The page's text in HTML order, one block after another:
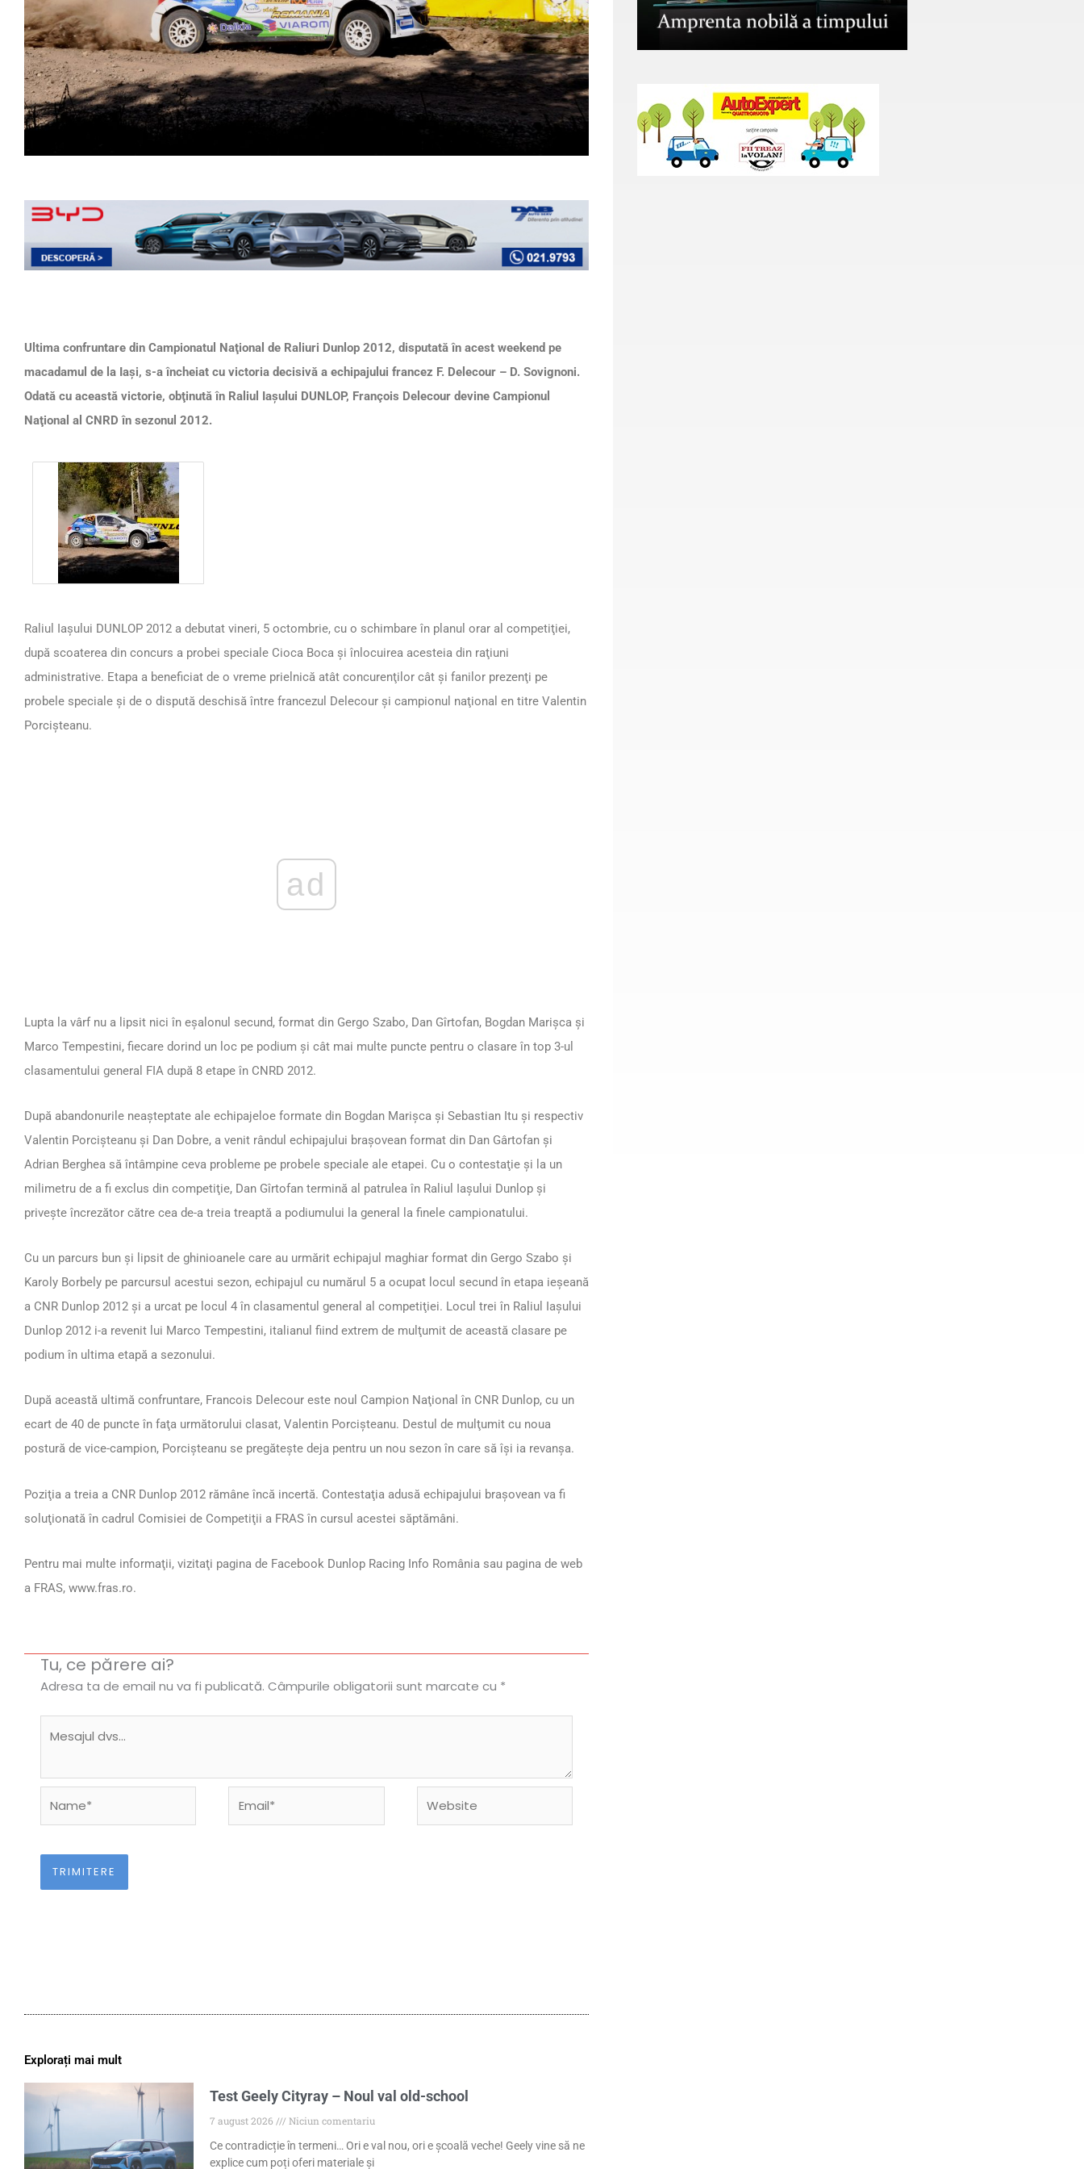
Ultima confruntare din Campionatul Naţional de Raliuri Dunlop 2012, disputată în acest weekend pe
macadamul de la Iaşi, s-a încheiat cu victoria decisivă a echipajului francez F. Delecour – D. Sovignoni.
Odată cu această victorie, obţinută în Raliul Iaşului DUNLOP, François Delecour devine Campionul
Naţional al CNRD în sezonul 2012.
Raliul Iaşului DUNLOP 2012 a debutat vineri, 5 octombrie, cu o schimbare în planul orar al competiţiei,
după scoaterea din concurs a probei speciale Cioca Boca şi înlocuirea acesteia din raţiuni
administrative. Etapa a beneficiat de o vreme prielnică atât concurenţilor cât şi fanilor prezenţi pe
probele speciale şi de o dispută deschisă între francezul Delecour şi campionul naţional en titre Valentin
Porcişteanu.
ad
Lupta la vârf nu a lipsit nici în eşalonul secund, format din Gergo Szabo, Dan Gîrtofan, Bogdan Marişca şi
Marco Tempestini, fiecare dorind un loc pe podium şi cât mai multe puncte pentru o clasare în top 3-ul
clasamentului general FIA după 8 etape în CNRD 2012.
După abandonurile neaşteptate ale echipajeloe formate din Bogdan Marişca şi Sebastian Itu şi respectiv
Valentin Porcişteanu şi Dan Dobre, a venit rândul echipajului braşovean format din Dan Gârtofan şi
Adrian Berghea să întâmpine ceva probleme pe probele speciale ale etapei. Cu o contestaţie şi la un
milimetru de a fi exclus din competiţie, Dan Gîrtofan termină al patrulea în Raliul Iaşului Dunlop şi
priveşte încrezător către cea de-a treia treaptă a podiumului la general la finele campionatului.
Cu un parcurs bun şi lipsit de ghinioanele care au urmărit echipajul maghiar format din Gergo Szabo şi
Karoly Borbely pe parcursul acestui sezon, echipajul cu numărul 5 a ocupat locul secund în etapa ieşeană
a CNR Dunlop 2012 şi a urcat pe locul 4 în clasamentul general al competiţiei. Locul trei în Raliul Iaşului
Dunlop 2012 i-a revenit lui Marco Tempestini, italianul fiind extrem de mulţumit de această clasare pe
podium în ultima etapă a sezonului.
După această ultimă confruntare, Francois Delecour este noul Campion Naţional în CNR Dunlop, cu un
ecart de 40 de puncte în faţa următorului clasat, Valentin Porcişteanu. Destul de mulţumit cu noua
postură de vice-campion, Porcişteanu se pregăteşte deja pentru un nou sezon în care să îşi ia revanșa.
Poziţia a treia a CNR Dunlop 2012 rămâne încă incertă. Contestaţia adusă echipajului braşovean va fi
soluţionată în cadrul Comisiei de Competiţii a FRAS în cursul acestei săptămâni.
Pentru mai multe informaţii, vizitaţi pagina de Facebook Dunlop Racing Info România sau pagina de web
a FRAS, www.fras.ro.
Tu, ce părere ai?
Adresa ta de email nu va fi publicată. Câmpurile obligatorii sunt marcate cu *
Explorați mai mult
Test Geely Cityray – Noul val old-school
7 august 2026
Niciun comentariu
Ce contradicție în termeni… Ori e val nou, ori e școală veche! Geely vine să ne
explice cum poți oferi materiale și